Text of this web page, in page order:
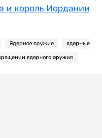
и король Иордании
Ядерное оружие ядерные
ядерного оружия